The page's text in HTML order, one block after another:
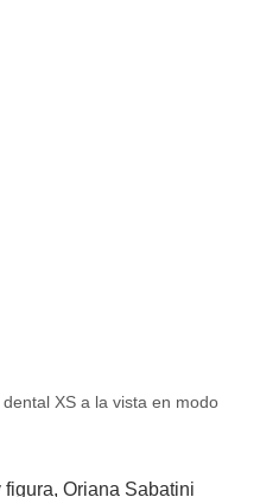
XS a la vista en modo
Oriana Sabatini